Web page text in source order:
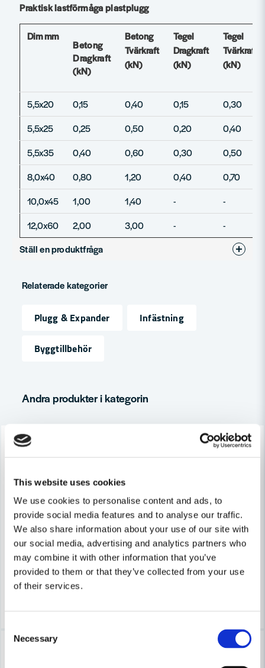
This website uses cookies
We use cookies to personalise content and ads, to
provide social media features and to analyse our traffic.
We also share information about your use of our site with
our social media, advertising and analytics partners who
may combine it with other information that you’ve
provided to them or that they’ve collected from your use
of their services.
Selection
Necessary
Praktisk lastförmåga plastplugg
Dim mm
Betong
Dragkraft
(kN)
Betong
Tvärkraft
(kN)
Tegel
Dragkraft
(kN)
Tegel
Tvärkraft
(kN)
5,5x20 0,15 0,40 0,15
0,30
5,5x25
0,25 0,50 0,20
0,40
5,5x35
0,40 0,60 0,30
0,50
8,0x40
0,80 1,20 0,40
0,70
10,0x45
1,00 1,40 -
-
12,0x60
2,00 3,00 -
-
Ställ en produktfråga
Fråga oss något om denna produkten...
Namn
Skicka fråga
Relaterade kategorier
Plugg & Expander
Infästning
Byggtillbehör
Andra produkter i kategorin
FAST
FAST Metallexpander för Dubbelgips – Pålitlig Infästning för
48 kr
32 kr
Leveranstid ifrån leverantör ca
3-7 arbetsdagar
-33%
FAST
FAST Metallexpander för
48 kr
30 kr
Finns i Webblager
-31%